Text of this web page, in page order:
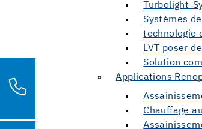
Turbolight-
Systèmes
technologie
LVT poser
Solution
Applications
Chauffage